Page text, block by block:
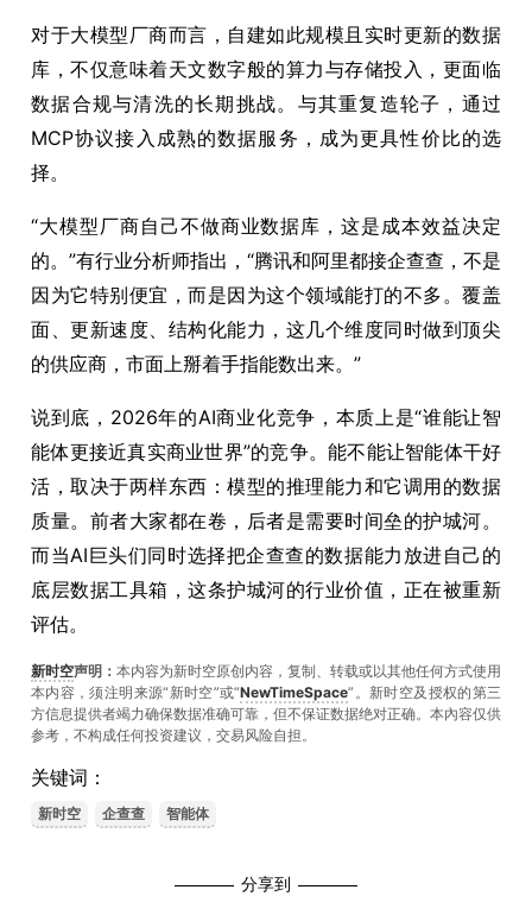
对于大模型厂商而言，自建如此规模且实时更新的数据
库，不仅意味着天文数字般的算力与存储投入，更面临
数据合规与清洗的长期挑战。与其重复造轮子，通过
MCP协议接入成熟的数据服务，成为更具性价比的选
择。
“大模型厂商自己不做商业数据库，这是成本效益决定
的。”有行业分析师指出，“腾讯和阿里都接企查查，不是
因为它特别便宜，而是因为这个领域能打的不多。覆盖
面、更新速度、结构化能力，这几个维度同时做到顶尖
的供应商，市面上掰着手指能数出来。”
说到底，2026年的AI商业化竞争，本质上是“谁能让智
能体更接近真实商业世界”的竞争。能不能让智能体干好
活，取决于两样东西：模型的推理能力和它调用的数据
质量。前者大家都在卷，后者是需要时间垒的护城河。
而当AI巨头们同时选择把企查查的数据能力放进自己的
底层数据工具箱，这条护城河的行业价值，正在被重新
评估。
新时空声明： 本内容为新时空原创内容，复制、转载或以其他任何方式使用
本内容，须注明来源“新时空”或“NewTimeSpace”。新时空及授权的第三
方信息提供者竭力确保数据准确可靠，但不保证数据绝对正确。本內容仅供
参考，不构成任何投资建议，交易风险自担。
关键词：
新时空 企查查 智能体
分享到